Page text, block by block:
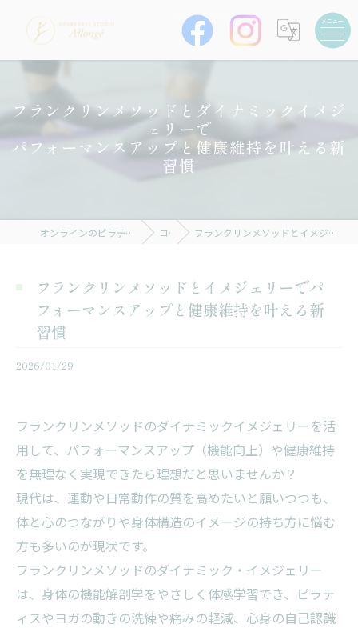
フランクリンメソッドとダイナミックイメジ
ェリーで
パフォーマンスアップと健康維持を叶える新
習慣
オンラインのピラティスならAWARENESS STUDIO Allongé コラム フランクリンメソッドとイメジェリーでパフォーマンスアップと健康維持を叶える新習慣
フランクリンメソッドとイメジェリーでパ
フォーマンスアップと健康維持を叶える新
習慣
2026/01/29
フランクリンメソッドのダイナミックイメジェリーを活
用して、パフォーマンスアップ（機能向上）や健康維持
を無理なく実現できたら理想だと思いませんか？
現代は、運動や日常動作の質を高めたいと願いつつも、
体と心のつながりや身体構造のイメージの持ち方に悩む
方も多いのが現状です。
フランクリンメソッドのダイナミック・イメジェリー
は、身体の機能解剖学をやさしく体感学習でき、ピラテ
ィスやヨガの動きの洗練や痛みの軽減、心身の自己認識